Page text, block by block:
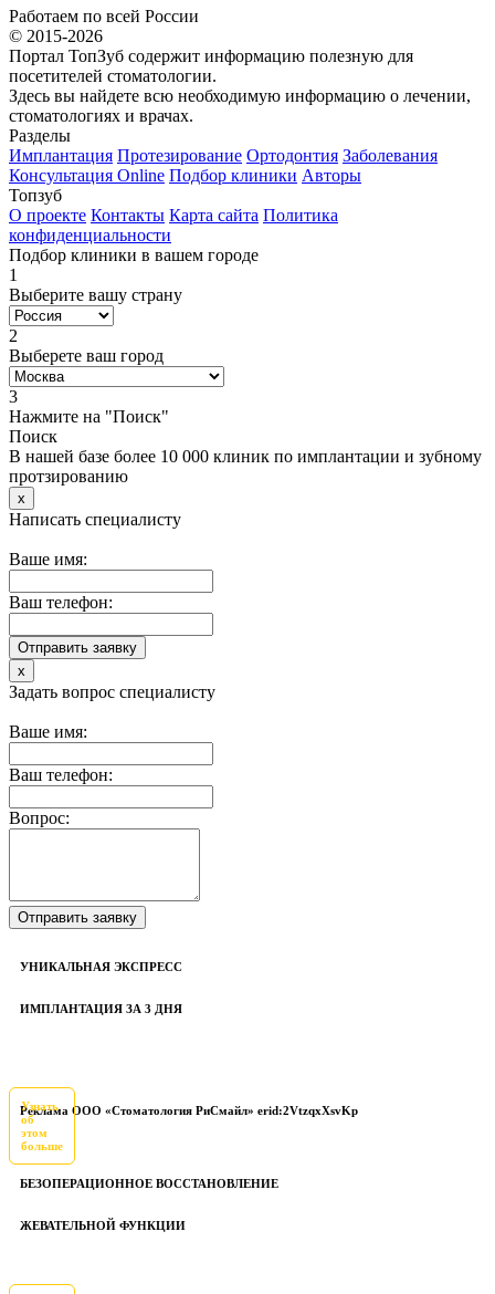
Работаем по всей России
© 2015-2026
Портал ТопЗуб содержит информацию полезную для
посетителей стоматологии.
Здесь вы найдете всю необходимую информацию о лечении,
стоматологиях и врачах.
Разделы
Имплантация Протезирование Ортодонтия Заболевания
Консультация Online Подбор клиники Авторы
Топзуб
О проекте Контакты Карта сайта Политика
конфиденциальности
Подбор клиники в вашем городе
1
Выберите вашу страну
2
Выберете ваш город
3
Нажмите на "Поиск"
Поиск
В нашей базе более 10 000 клиник по имплантации и зубному
протзированию
x
Написать специалисту
Ваше имя:
Ваш телефон:
x
Задать вопрос специалисту
Ваше имя:
Ваш телефон:
Вопрос:
УНИКАЛЬНАЯ ЭКСПРЕСС
ИМПЛАНТАЦИЯ ЗА 3 ДНЯ
Реклама ООО «Стоматология РиСмайл» erid:2VtzqxXsvKp
Узнать
об
этом
больше
БЕЗОПЕРАЦИОННОЕ ВОССТАНОВЛЕНИЕ
ЖЕВАТЕЛЬНОЙ ФУНКЦИИ